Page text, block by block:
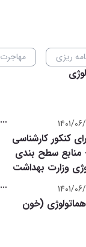
ریزی مهاجرت
1401/
کنکور کارشناسی
هماتولوژی 1402 + منابع سطح بندی
وزارت بهداشت
1401/
(خون